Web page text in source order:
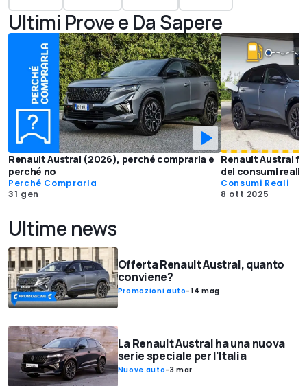
Ultimi Prove e Da Sapere
Renault Austral (2026), perché comprarla e
perché no
Perché Comprarla
31 gen
Renault Austral
dei consumi reali
Consumi Reali
8 ott 2025
Ultime news
Offerta Renault Austral, quanto
conviene?
Promozioni auto-14 mag
La Renault Austral ha una nuova
serie speciale per l'Italia
Nuove auto-3 mar